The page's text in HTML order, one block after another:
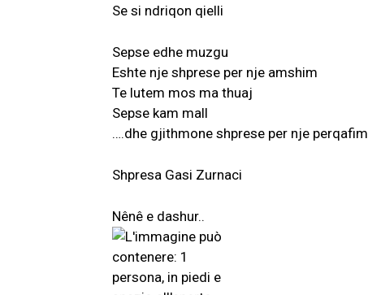
Se si ndriqon qielli
Sepse edhe muzgu
Eshte nje shprese per nje amshim
Te lutem mos ma thuaj
Sepse kam mall
….dhe gjithmone shprese per nje perqafim
Shpresa Gasi Zurnaci
Nênê e dashur..